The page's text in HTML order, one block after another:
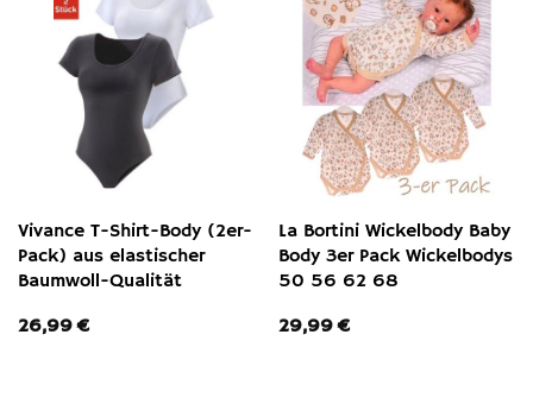
Vivance T-Shirt-Body (2er-
Pack) aus elastischer
Baumwoll-Qualität
26,99€
La Bortini Wickelbody Baby
Body 3er Pack Wickelbodys
50 56 62 68
29,99€